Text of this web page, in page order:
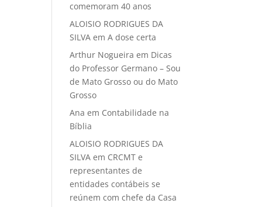
comemoram 40 anos
ALOISIO RODRIGUES DA
SILVA emA dose certa
Arthur Nogueira em Dicas
do Professor Germano – Sou
de Mato Grosso ou do Mato
Grosso
Ana em Contabilidade na
Bíblia
ALOISIO RODRIGUES DA
SILVA em CRCMT e
representantes de
entidades contábeis se
reúnem com chefe da Casa